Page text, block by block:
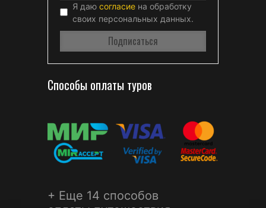
Я даю согласие на обработку
своих персональных данных.
Способы оплаты туров
+ Еще 14 способов